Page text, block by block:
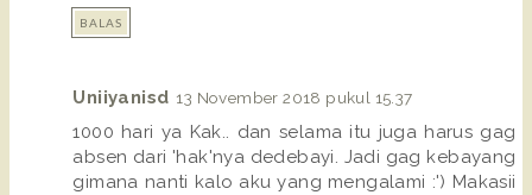
BALAS
Uniiyanisd 13 November 2018 pukul 15.37
1000 hari ya Kak.. dan selama itu juga harus gag
absen dari 'hak'nya dedebayi. Jadi gag kebayang
gimana nanti kalo aku yang mengalami :') Makasii